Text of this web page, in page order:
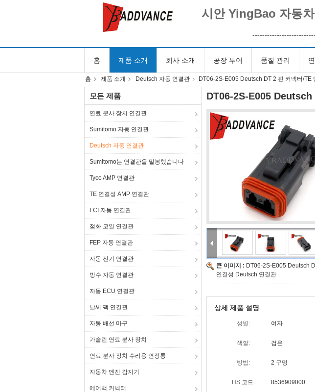
시안 YingBao 자동
--------------------------
홈 제품 소개 회사 소개 공장 투어 품질 관리
홈 제품 소개 Deutsch 자동 연결관 DT06-2S-E005 Deutsch DT 2 핀 커넥터/TE
모든 제품
연료 분사 장치 연결관
Sumitomo 자동 연결관
Deutsch 자동 연결관
Sumitomo는 연결관을 밀봉했습니다
Tyco AMP 연결관
TE 연결성 AMP 연결관
FCI 자동 연결관
점화 코일 연결관
FEP 자동 연결관
자동 전기 연결관
방수 자동 연결관
자동 ECU 연결관
날씨 팩 연결관
자동 배선 마구
가솔린 연료 분사 장치
연료 분사 장치 수리용 연장통
자동차 엔진 감지기
에어백 커넥터
DT06-2S-E005
큰 이미지 : DT06-2S-E005 Deutsch
연결성 Deutsch 연결관
상세 제품 설명
성별: 여자
색깔: 검은
방법: 2 구멍
HS 코드: 8536909000